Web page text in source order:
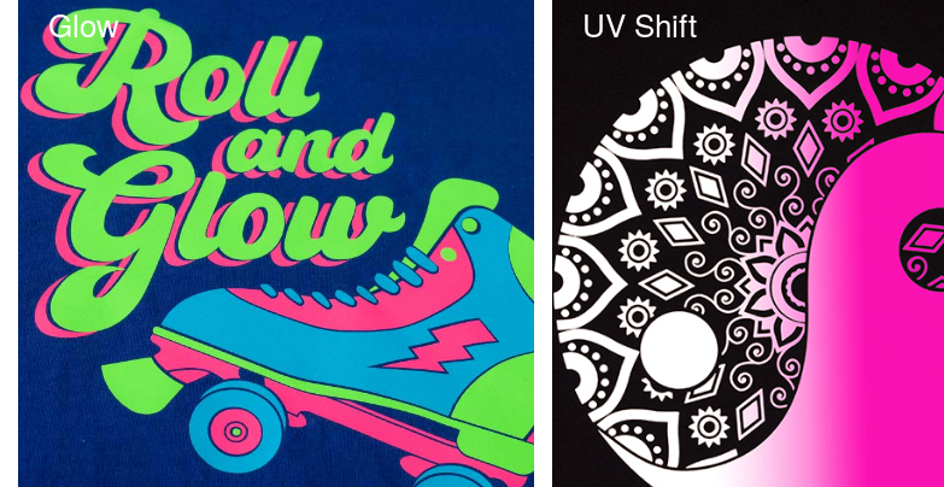
Glow UV Shift